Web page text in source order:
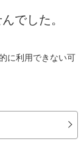
でした。
に利用できない可